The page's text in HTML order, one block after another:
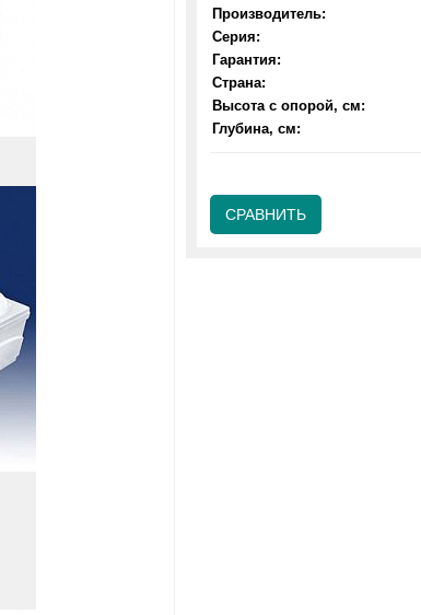
Производитель:
Серия:
Гарантия:
Страна:
Высота с опорой, см:
Глубина, см:
СРАВНИТЬ